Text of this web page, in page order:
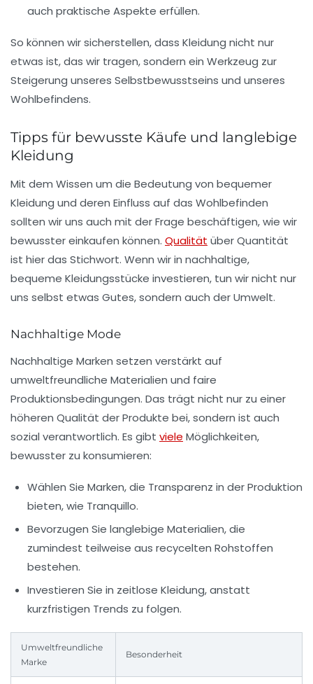
auch praktische Aspekte erfüllen.
So können wir sicherstellen, dass Kleidung nicht nur
etwas ist, das wir tragen, sondern ein Werkzeug zur
Steigerung unseres Selbstbewusstseins und unseres
Wohlbefindens.
Tipps für bewusste Käufe und langlebige
Kleidung
Mit dem Wissen um die Bedeutung von bequemer
Kleidung und deren Einfluss auf das Wohlbefinden
sollten wir uns auch mit der Frage beschäftigen, wie wir
bewusster einkaufen können. Qualität über Quantität
ist hier das Stichwort. Wenn wir in nachhaltige,
bequeme Kleidungsstücke investieren, tun wir nicht nur
uns selbst etwas Gutes, sondern auch der Umwelt.
Nachhaltige Mode
Nachhaltige Marken setzen verstärkt auf
umweltfreundliche Materialien und faire
Produktionsbedingungen. Das trägt nicht nur zu einer
höheren Qualität der Produkte bei, sondern ist auch
sozial verantwortlich. Es gibt viele Möglichkeiten,
bewusster zu konsumieren:
Wählen Sie Marken, die Transparenz in der Produktion
bieten, wie Tranquillo.
Bevorzugen Sie langlebige Materialien, die
zumindest teilweise aus recycelten Rohstoffen
bestehen.
Investieren Sie in zeitlose Kleidung, anstatt
kurzfristigen Trends zu folgen.
Umweltfreundliche
Marke
Besonderheit